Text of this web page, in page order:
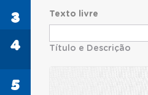
3 ORGANIZAÇÕES
4
SABER
5
Texto livre
Título e Descrição